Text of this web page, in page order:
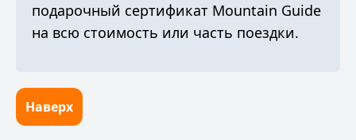
подарочный сертификат Mountain Guide
на всю стоимость или часть поездки.
Наверх